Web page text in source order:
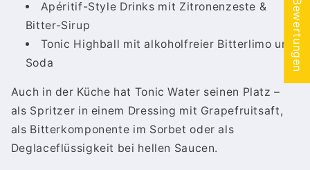
Apéritif-Style Drinks mit Zitronenzeste &
Bitter-Sirup
Tonic Highball mit alkoholfreier Bitterlimo und
Soda
Auch in der Küche hat Tonic Water seinen Platz –
als Spritzer in einem Dressing mit Grapefruitsaft,
als Bitterkomponente im Sorbet oder als
Deglaceflüssigkeit bei hellen Saucen.
★ Bewertungen